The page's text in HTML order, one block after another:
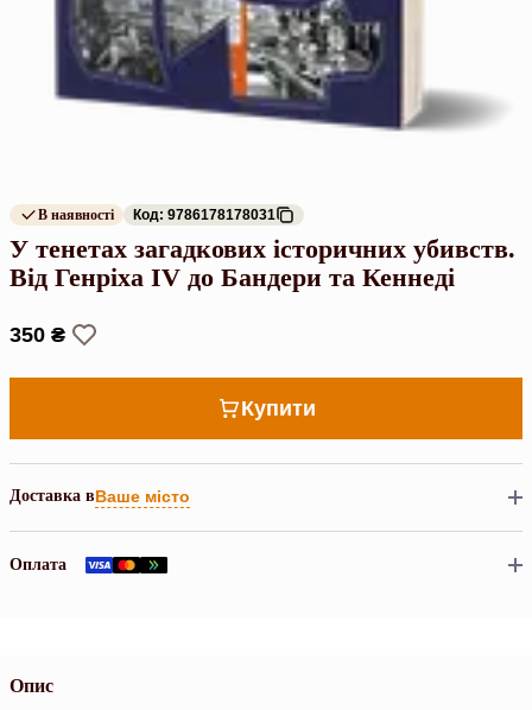
В наявності Код: 9786178178031
У тенетах загадкових історичних убивств.
Від Генріха IV до Бандери та Кеннеді
350 ₴
Купити
Доставка вВаше місто
Оплата
Опис